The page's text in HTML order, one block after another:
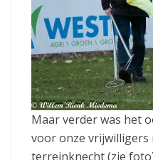
Maar verder was het
voor onze vrijwilligers
terreinknecht (zie